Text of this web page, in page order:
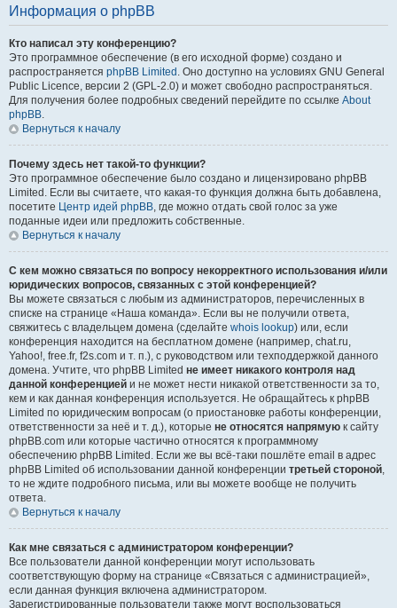
Информация о phpBB
Кто написал эту конференцию?
Это программное обеспечение (в его исходной форме) создано и
распространяется phpBB Limited . Оно доступно на условиях GNU General
Public Licence, версии 2 (GPL-2.0) и может свободно распространяться.
Для получения более подробных сведений перейдите по ссылке About
phpBB.
Вернуться к началу
Почему здесь нет такой-то функции?
Это программное обеспечение было создано и лицензировано phpBB
Limited. Если вы считаете, что какая-то функция должна быть добавлена,
посетите Центр идей phpBB, где можно отдать свой голос за уже
поданные идеи или предложить собственные.
Вернуться к началу
С кем можно связаться по вопросу некорректного использования и/или
юридических вопросов, связанных с этой конференцией?
Вы можете связаться с любым из администраторов, перечисленных в
списке на странице «Наша команда». Если вы не получили ответа,
свяжитесь с владельцем домена (сделайте whois lookup) или, если
конференция находится на бесплатном домене (например, chat.ru,
Yahoo!, free.fr, f2s.com и т. п.), с руководством или техподдержкой данного
домена. Учтите, что phpBB Limited не имеет никакого контроля над
данной конференцией и не может нести никакой ответственности за то,
кем и как данная конференция используется. Не обращайтесь к phpBB
Limited по юридическим вопросам (о приостановке работы конференции,
ответственности за неё и т. д.), которые не относятся напрямую к сайту
phpBB.com или которые частично относятся к программному
обеспечению phpBB Limited. Если же вы всё-таки пошлёте email в адрес
phpBB Limited об использовании данной конференции третьей стороной,
то не ждите подробного письма, или вы можете вообще не получить
ответа.
Вернуться к началу
Как мне связаться с администратором конференции?
Все пользователи данной конференции могут использовать
соответствующую форму на странице «Связаться с администрацией»,
если данная функция включена администратором.
Зарегистрированные пользователи также могут воспользоваться